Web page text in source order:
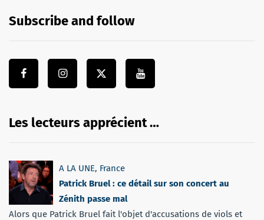
Subscribe and follow
Les lecteurs apprécient …
A LA UNE, France
Patrick Bruel : ce détail sur son concert au
Zénith passe mal
Alors que Patrick Bruel fait l'objet d'accusations de viols et